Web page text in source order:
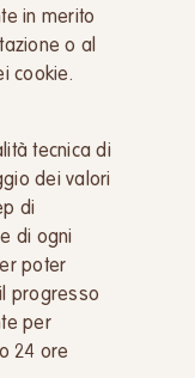
in merito
o al
cookie.
tecnica di
dei valori
di
di ogni
poter
progresso
per
24 ore